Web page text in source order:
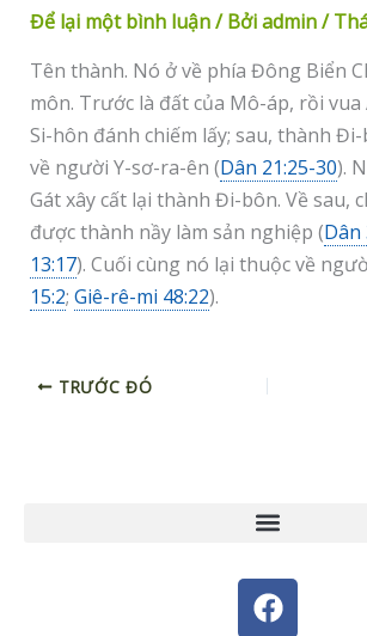
Để lại một bình luận/ Bởiadmin/
Tên thành. Nó ở về phía Đông Biển
môn. Trước là đất của Mô-áp, rồi
Si-hôn đánh chiếm lấy; sau, thành
về người Y-sơ-ra-ên (Dân 21:25-30).
Gát xây cất lại thành Đi-bôn. Về sau,
được thành nầy làm sản nghiệp (Dân
13:17). Cuối cùng nó lại thuộc về
15:2; Giê-rê-mi 48:22).
TRƯỚC ĐÓ
F
a